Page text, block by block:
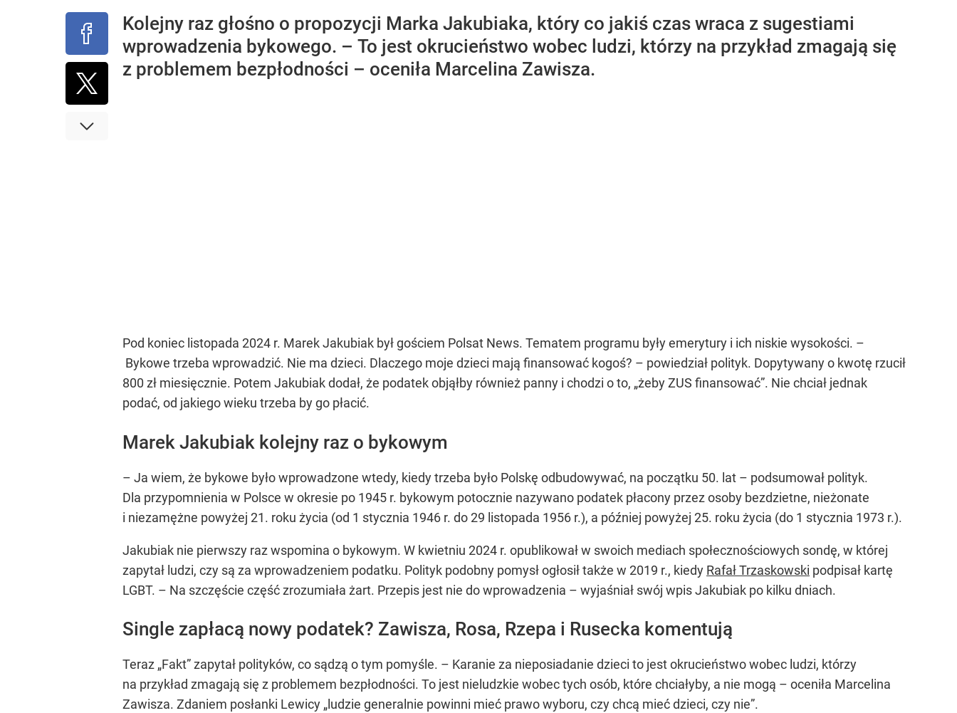
Kolejny raz głośno o propozycji Marka Jakubiaka, który co jakiś czas wraca z sugestiami
wprowadzenia bykowego. – To jest okrucieństwo wobec ludzi, którzy na przykład zmagają się
z problemem bezpłodności – oceniła Marcelina Zawisza.
Pod koniec listopada 2024 r. Marek Jakubiak był gościem Polsat News. Tematem programu były emerytury i ich niskie wysokości. –
Bykowe trzeba wprowadzić. Nie ma dzieci. Dlaczego moje dzieci mają finansować kogoś? – powiedział polityk. Dopytywany o kwotę rzucił
800 zł miesięcznie. Potem Jakubiak dodał, że podatek objąłby również panny i chodzi o to, „żeby ZUS finansować”. Nie chciał jednak
podać, od jakiego wieku trzeba by go płacić.
Marek Jakubiak kolejny raz o bykowym
– Ja wiem, że bykowe było wprowadzone wtedy, kiedy trzeba było Polskę odbudowywać, na początku 50. lat – podsumował polityk.
Dla przypomnienia w Polsce w okresie po 1945 r. bykowym potocznie nazywano podatek płacony przez osoby bezdzietne, nieżonate
i niezamężne powyżej 21. roku życia (od 1 stycznia 1946 r. do 29 listopada 1956 r.), a później powyżej 25. roku życia (do 1 stycznia 1973 r.).
Jakubiak nie pierwszy raz wspomina o bykowym. W kwietniu 2024 r. opublikował w swoich mediach społecznościowych sondę, w której
zapytał ludzi, czy są za wprowadzeniem podatku. Polityk podobny pomysł ogłosił także w 2019 r., kiedy Rafał Trzaskowski podpisał kartę
LGBT. – Na szczęście część zrozumiała żart. Przepis jest nie do wprowadzenia – wyjaśniał swój wpis Jakubiak po kilku dniach.
Single zapłacą nowy podatek? Zawisza, Rosa, Rzepa i Rusecka komentują
Teraz „Fakt” zapytał polityków, co sądzą o tym pomyśle. – Karanie za nieposiadanie dzieci to jest okrucieństwo wobec ludzi, którzy
na przykład zmagają się z problemem bezpłodności. To jest nieludzkie wobec tych osób, które chciałyby, a nie mogą – oceniła Marcelina
Zawisza. Zdaniem posłanki Lewicy „ludzie generalnie powinni mieć prawo wyboru, czy chcą mieć dzieci, czy nie”.